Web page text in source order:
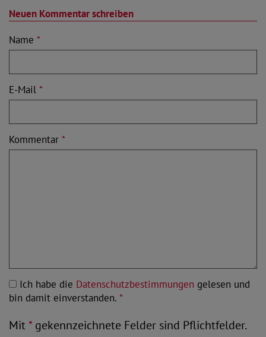
Neuen Kommentar schreiben
Name *
E-Mail *
Kommentar *
Ich habe die Datenschutzbestimmungen gelesen und
bin damit einverstanden. *
Mit*gekennzeichnete Felder sind Pflichtfelder.